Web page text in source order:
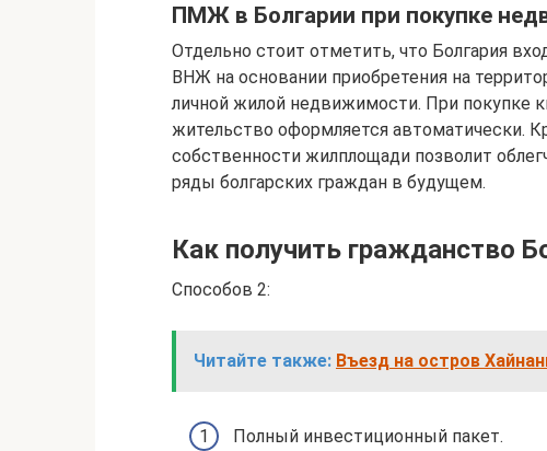
ПМЖ в Болгарии при покупке
Отдельно стоит отметить, что Болгария
ВНЖ на основании приобретения на
личной жилой недвижимости. При покупке
жительство оформляется автоматически.
собственности жилплощади позволит
ряды болгарских граждан в будущем.
Как получить гражданство
Способов 2:
Читайте также: Въезд на остров
Полный инвестиционный пакет.